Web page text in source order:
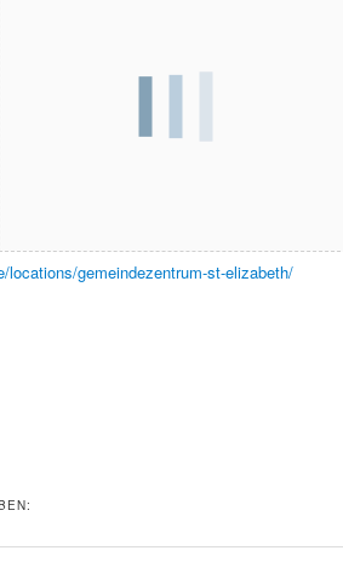
locations/gemeindezentrum-st-elizabeth/